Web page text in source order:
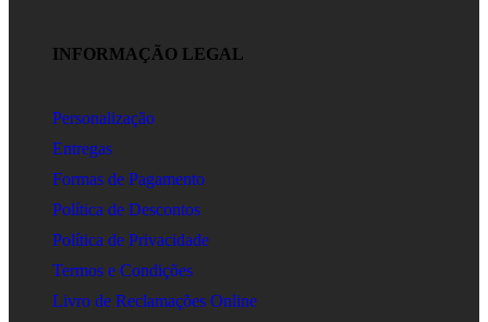
INFORMAÇÃO LEGAL
Personalização
Entregas
Formas de Pagamento
Política de Descontos
Política de Privacidade
Termos e Condições
Livro de Reclamações Online